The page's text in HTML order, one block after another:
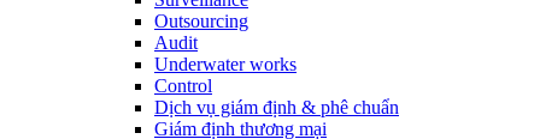
Outsourcing
Audit
Underwater works
Control
Dịch vụ giám định & phê chuẩn
Giám định thương mại